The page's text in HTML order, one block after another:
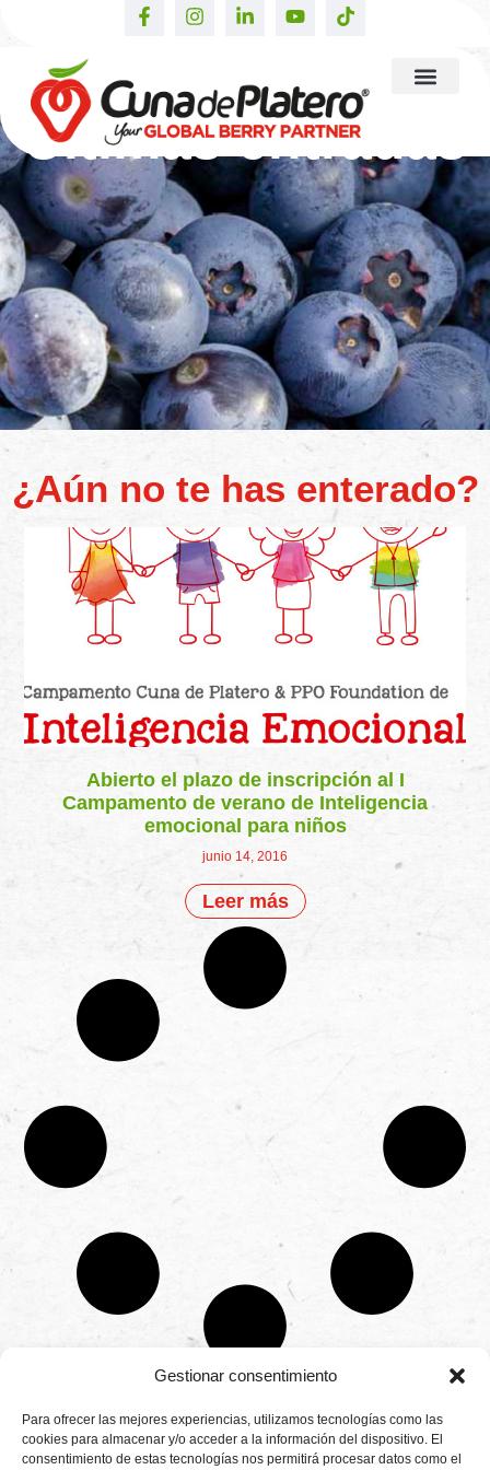
Gestionar consentimiento
Para ofrecer las mejores experiencias, utilizamos tecnologías como las
cookies para almacenar y/o acceder a la información del dispositivo. El
consentimiento de estas tecnologías nos permitirá procesar datos como el
Últimas entradas
¿Aún no te has enterado?
Abierto el plazo de inscripción al I
Campamento de verano de Inteligencia
emocional para niños
junio 14, 2016
Leer más
Productores
de
CONTÁCTANOS
Camino de
Montemayor s/n
Aviso legal